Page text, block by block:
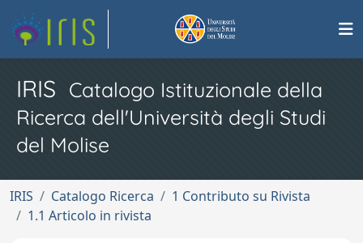
IRIS Catalogo Istituzionale della
Ricerca dell'Università degli Studi
del Molise
IRIS Catalogo Ricerca
1 Contributo su Rivista
1.1 Articolo in rivista